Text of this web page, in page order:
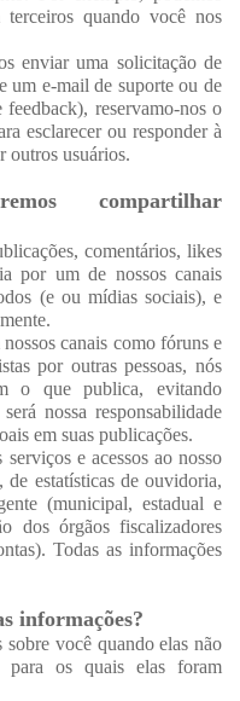
terceiros quando você nos
enviar uma solicitação de
um e-mail de suporte ou de
reservamo-nos o
esclarecer ou responder à
outros usuários.
compartilhar
comentários, likes
por um de nossos canais
(e ou mídias sociais), e
canais como fóruns e
por outras pessoas, nós
o que publica, evitando
nossa responsabilidade
em suas publicações.
e acessos ao nosso
de estatísticas de ouvidoria,
(municipal, estadual e
dos órgãos fiscalizadores
Todas as informações
informações?
sobre você quando elas não
para os quais elas foram